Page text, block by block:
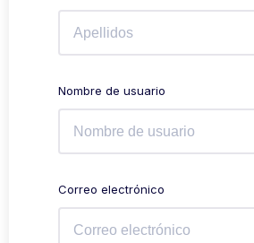
Nombre de usuario
Correo electrónico